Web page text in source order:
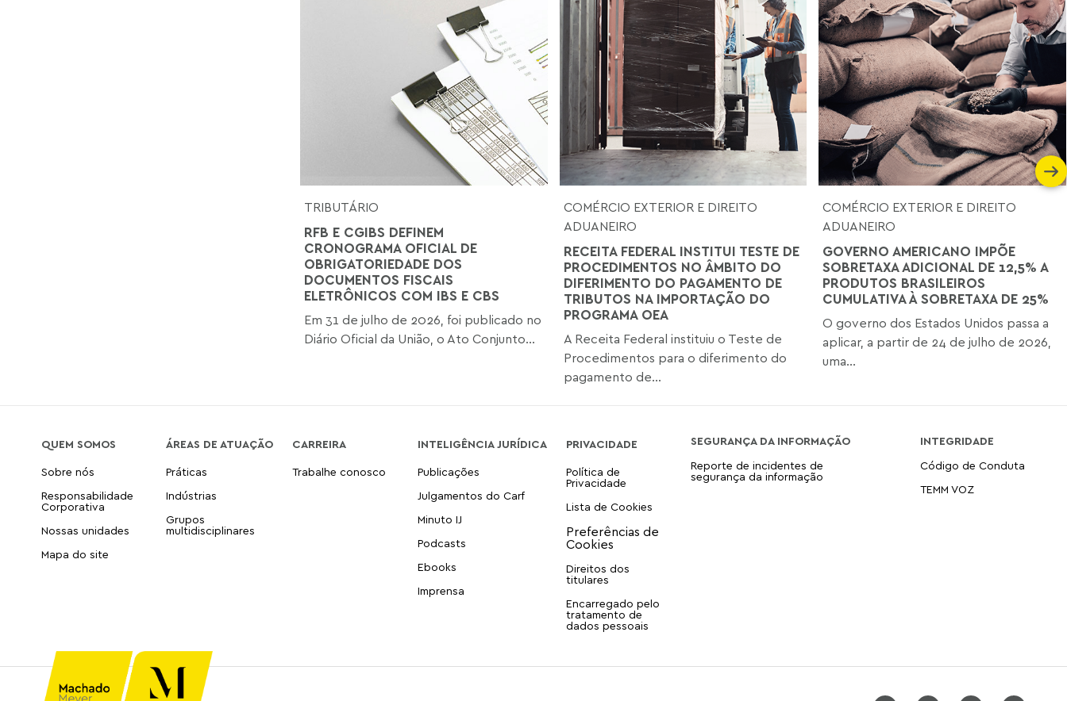
TRIBUTÁRIO
RFB E CGIBS DEFINEM
CRONOGRAMA OFICIAL DE
OBRIGATORIEDADE DOS
DOCUMENTOS FISCAIS
ELETRÔNICOS COM IBS E CBS
Em 31 de julho de 2026, foi publicado no
Diário Oficial da União, o Ato Conjunto...
COMÉRCIO EXTERIOR E DIREITO
ADUANEIRO
RECEITA FEDERAL INSTITUI TESTE DE
PROCEDIMENTOS NO ÂMBITO DO
DIFERIMENTO DO PAGAMENTO DE
TRIBUTOS NA IMPORTAÇÃO DO
PROGRAMA OEA
A Receita Federal instituiu o Teste de
Procedimentos para o diferimento do
pagamento de...
COMÉRCIO EXTERIOR E DIREITO
ADUANEIRO
GOVERNO AMERICANO IMPÕE
SOBRETAXA ADICIONAL DE 12,5% A
PRODUTOS BRASILEIROS
CUMULATIVA À SOBRETAXA DE 25%
O governo dos Estados Unidos passa a
aplicar, a partir de 24 de julho de 2026,
uma...
QUEM SOMOS
Sobre nós
Responsabilidade
Corporativa
Nossas unidades
Mapa do site
ÁREAS DE ATUAÇÃO
Práticas
Indústrias
Grupos
multidisciplinares
CARREIRA
Trabalhe conosco
INTELIGÊNCIA JURÍDICA
Publicações
Julgamentos do Carf
Minuto IJ
Podcasts
Ebooks
Imprensa
PRIVACIDADE
Política de
Privacidade
Lista de Cookies
Direitos dos
titulares
Encarregado pelo
tratamento de
dados pessoais
SEGURANÇA DA INFORMAÇÃO
Reporte de incidentes de
segurança da informação
INTEGRIDADE
Código de Conduta
TEMM VOZ